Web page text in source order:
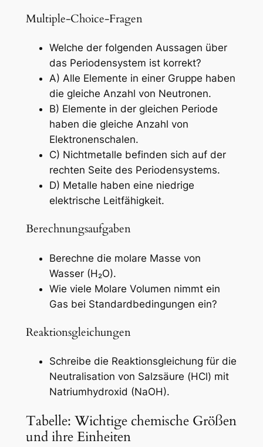
Multiple-Choice-Fragen
Welche der folgenden Aussagen über
das Periodensystem ist korrekt?
A) Alle Elemente in einer Gruppe haben
die gleiche Anzahl von Neutronen.
B) Elemente in der gleichen Periode
haben die gleiche Anzahl von
Elektronenschalen.
C) Nichtmetalle befinden sich auf der
rechten Seite des Periodensystems.
D) Metalle haben eine niedrige
elektrische Leitfähigkeit.
Berechnungsaufgaben
Berechne die molare Masse von
Wasser (H₂O).
Wie viele Molare Volumen nimmt ein
Gas bei Standardbedingungen ein?
Reaktionsgleichungen
Schreibe die Reaktionsgleichung für die
Neutralisation von Salzsäure (HCl) mit
Natriumhydroxid (NaOH).
Tabelle: Wichtige chemische Größen
und ihre Einheiten